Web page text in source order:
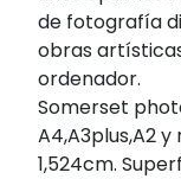
de fotografía
obras
ordenador.
Somerset
A4,A3plus,A2 y
1,524cm.